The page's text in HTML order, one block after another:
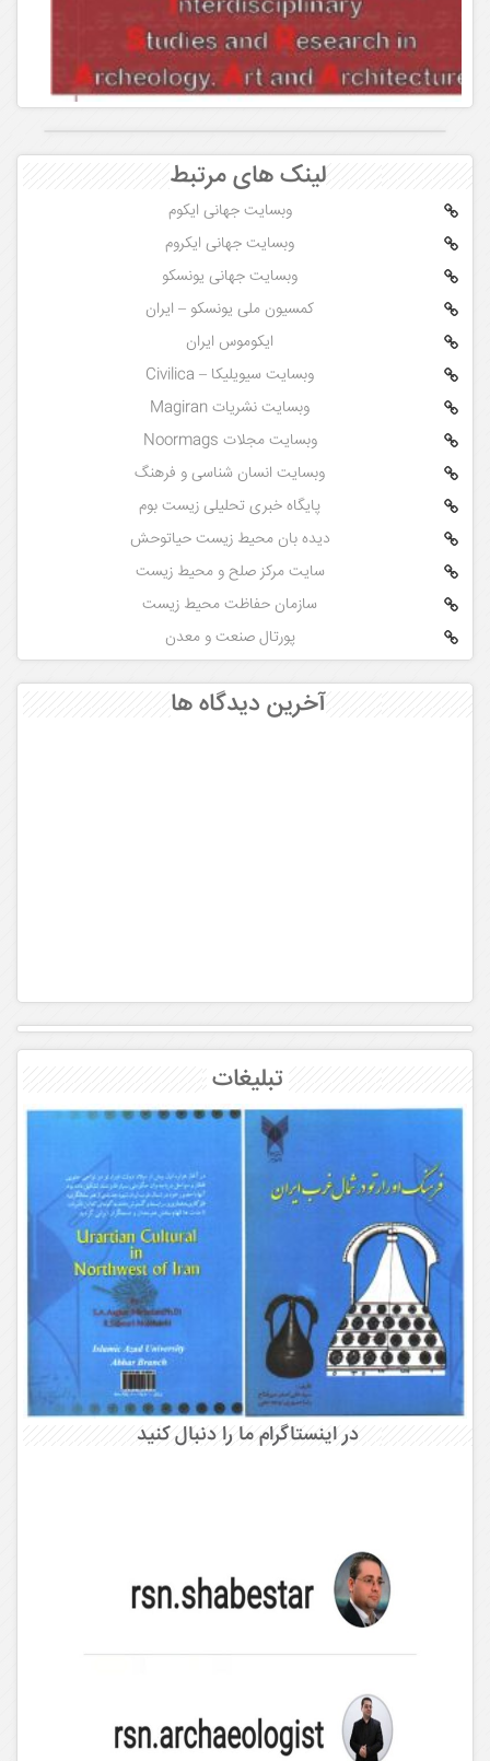
لینک های مرتبط
وبسایت جهانی ایکوم
وبسایت جهانی ایکروم
وبسایت جهانی یونسکو
کمسیون ملی یونسکو – ایران
ایکوموس ایران
وبسایت سیویلیکا – Civilica
وبسایت نشریات Magiran
وبسایت مجلات Noormags
وبسایت انسان شناسی و فرهنگ
پایگاه خبری تحلیلی زیست بوم
دیده بان محیط زیست حیاتوحش
سایت مرکز صلح و محیط زیست
سازمان حفاظت محیط زیست
پورتال صنعت و معدن
آخرین دیدگاه ها
تبلیغات
در اینستاگرام ما را دنبال کنید